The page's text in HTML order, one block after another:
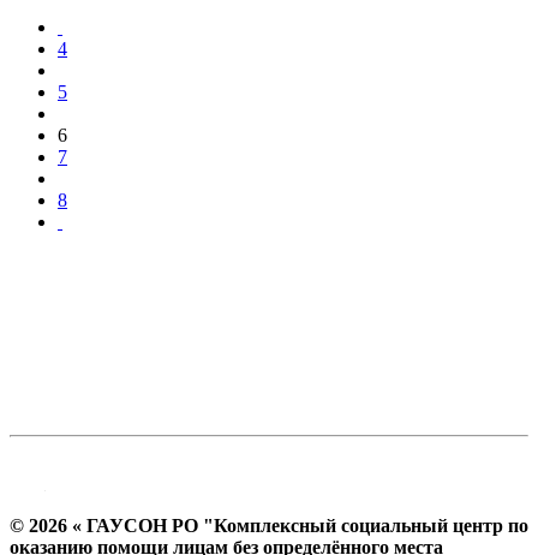
4
5
6
7
8
© 2026 « ГАУСОН РО "Комплексный социальный центр по
оказанию помощи лицам без определённого места